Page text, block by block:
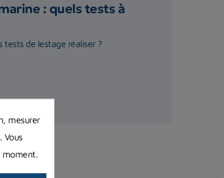
: quels tests à
tests de lestage réaliser ?
mesurer
Vous
moment.